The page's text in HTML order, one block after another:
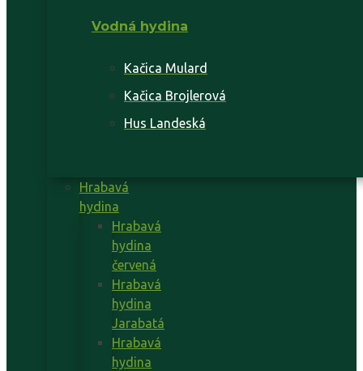
Vodná hydina
Kačica Mulard
Kačica Brojlerová
Hus Landeská
Hrabavá
hydina
Hrabavá
hydina
červená
Hrabavá
hydina
Jarabatá
Hrabavá
hydina